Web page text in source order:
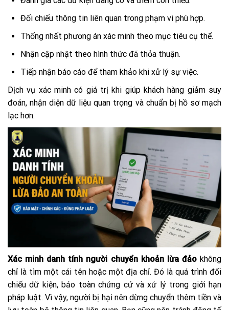
Đối chiếu thông tin liên quan trong phạm vi phù hợp.
Thống nhất phương án xác minh theo mục tiêu cụ thể.
Nhận cập nhật theo hình thức đã thỏa thuận.
Tiếp nhận báo cáo để tham khảo khi xử lý sự việc.
Dịch vụ xác minh có giá trị khi giúp khách hàng giảm suy
đoán, nhận diện dữ liệu quan trọng và chuẩn bị hồ sơ mạch
lạc hơn.
Xác minh danh tính người chuyển khoản lừa đảokhông
chỉ là tìm một cái tên hoặc một địa chỉ. Đó là quá trình đối
chiếu dữ kiện, bảo toàn chứng cứ và xử lý trong giới hạn
pháp luật. Vì vậy, người bị hại nên dừng chuyển thêm tiền và